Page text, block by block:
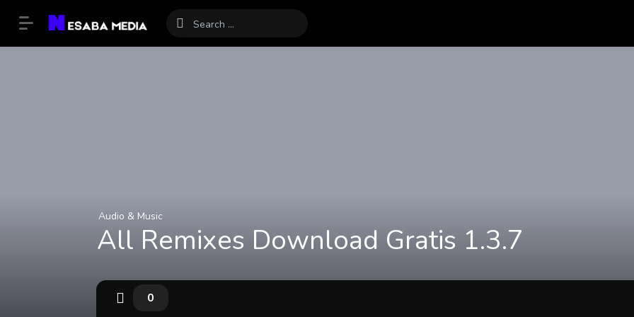
Audio & Music
All Remixes Download Gratis 1.3.7
0